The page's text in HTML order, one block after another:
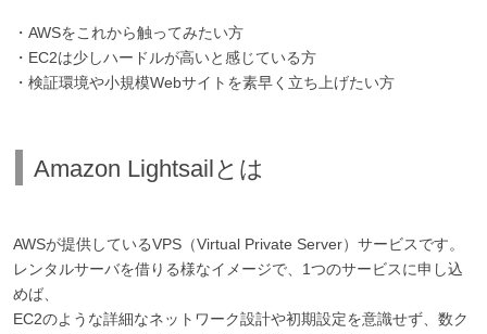
・AWSをこれから触ってみたい方
・EC2は少しハードルが高いと感じている方
・検証環境や小規模Webサイトを素早く立ち上げたい方
Amazon Lightsailとは
AWSが提供しているVPS（Virtual Private Server）サービスです。
レンタルサーバを借りる様なイメージで、1つのサービスに申し込
めば、
EC2のような詳細なネットワーク設計や初期設定を意識せず、数ク